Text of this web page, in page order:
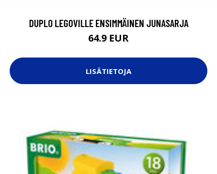
DUPLO LEGOVILLE ENSIMMÄINEN JUNASARJA
64.9 EUR
LISÄTIETOJA